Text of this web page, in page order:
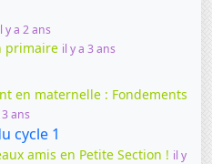
y a 2 ans
primaire il y a 3 ans
en maternelle : Fondements
3 ans
cycle 1
amis en Petite Section ! il y